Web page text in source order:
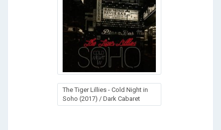
The Tiger Lillies - Cold Night in
Soho (2017) / Dark Cabaret